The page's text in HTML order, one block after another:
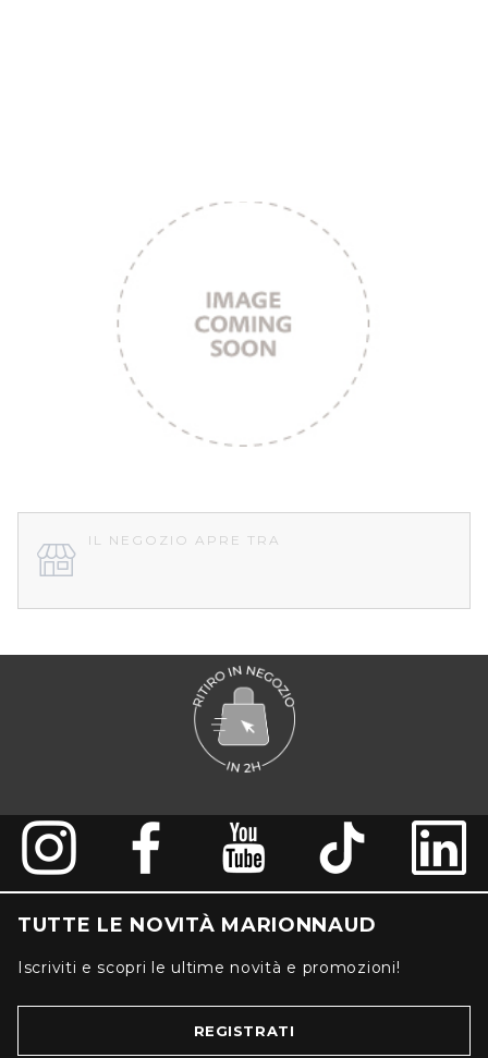
IL NEGOZIO APRE TRA
TUTTE LE NOVITÀ MARIONNAUD
Iscriviti e scopri le ultime novità e promozioni!
REGISTRATI